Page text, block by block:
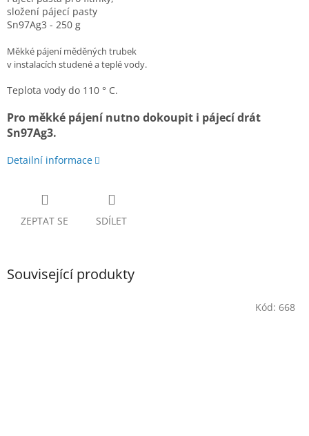
složení pájecí pasty
Sn97Ag3 - 250 g
Měkké pájení měděných trubek
v instalacích studené a teplé vody.
Teplota vody do 110 ° C.
Pro měkké pájení nutno dokoupit i pájecí drát
Sn97Ag3.
Detailní informace
ZEPTAT SE SDÍLET
Související produkty
Kód: 668